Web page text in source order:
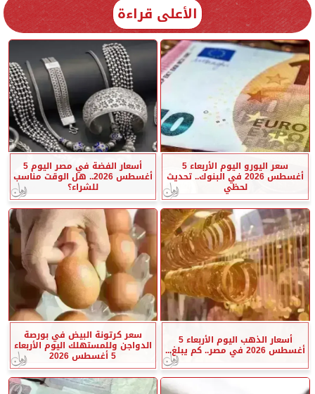
الأعلى قراءة
سعر اليورو اليوم الأربعاء 5
أغسطس 2026 في البنوك.. تحديث
لحظي
أسعار الفضة في مصر اليوم 5
أغسطس 2026.. هل الوقت مناسب
للشراء؟
أسعار الذهب اليوم الأربعاء 5
أغسطس 2026 في مصر.. كم يبلغ...
سعر كرتونة البيض في بورصة
الدواجن وللمستهلك اليوم الأربعاء
5 أغسطس 2026